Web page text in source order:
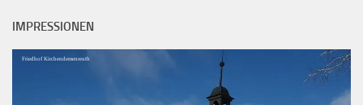
IMPRESSIONEN
Friedhof Kirchendemenreuth